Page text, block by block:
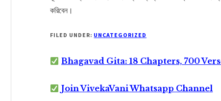
করিবেন।
FILED UNDER: UNCATEGORIZED
Bhagavad Gita: 18 Chapters, 700
Join VivekaVani Whatsapp Channel